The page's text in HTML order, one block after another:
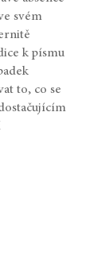
svém
k písmu
to, co se